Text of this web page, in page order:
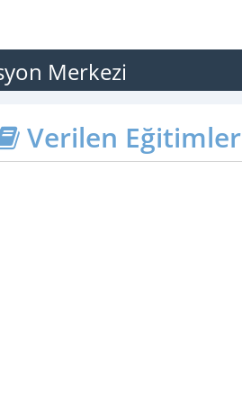
Merkezi
Verilen Eğitimler